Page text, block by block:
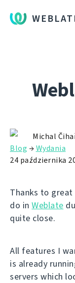
Michal
Blog →Wydania
24 października
Thanks to
do in Weblate
quite close.
All features I
is already
servers which